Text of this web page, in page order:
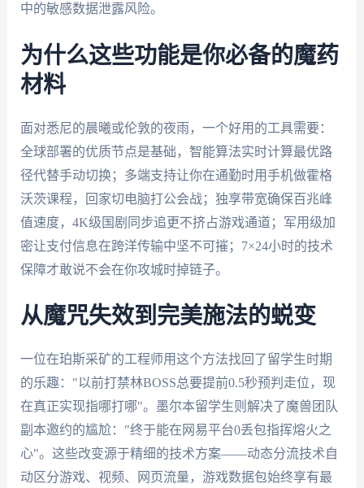
中的敏感数据泄露风险。
为什么这些功能是你必备的魔药
材料
面对悉尼的晨曦或伦敦的夜雨，一个好用的工具需要：
全球部署的优质节点是基础，智能算法实时计算最优路
径代替手动切换；多端支持让你在通勤时用手机做霍格
沃茨课程，回家切电脑打公会战；独享带宽确保百兆峰
值速度，4K级国剧同步追更不挤占游戏通道；军用级加
密让支付信息在跨洋传输中坚不可摧；7×24小时的技术
保障才敢说不会在你攻城时掉链子。
从魔咒失效到完美施法的蜕变
一位在珀斯采矿的工程师用这个方法找回了留学生时期
的乐趣："以前打禁林BOSS总要提前0.5秒预判走位，现
在真正实现指哪打哪"。墨尔本留学生则解决了魔兽团队
副本邀约的尴尬："终于能在网易平台0丢包指挥熔火之
心"。这些改变源于精细的技术方案——动态分流技术自
动区分游戏、视频、网页流量，游戏数据包始终享有最